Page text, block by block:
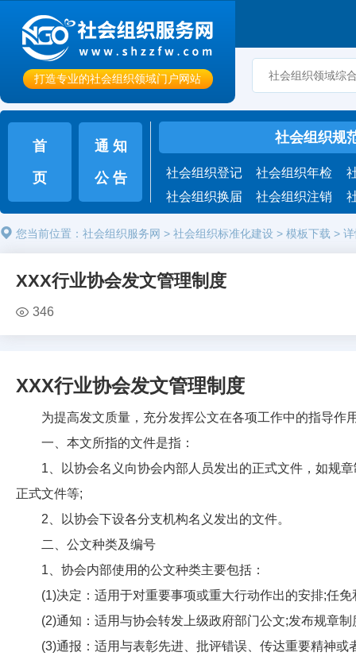
打造专业的社会组织领域门户网站
首
页
通 知
公 告
社会组织规
社会组织登记 社会组织年检
社会组织换届
社会组织注销
您当前位置： 社会组织服务网 > 社会组织标准化建设 > 模板下载 >
XXX行业协会发文管理制度
346
XXX行业协会发文管理制度
为提高发文质量，充分发挥公文在各项工作中的指导作
一、本文所指的文件是指：
1、以协会名义向协会内部人员发出的正式文件，如规章
正式文件等;
2、以协会下设各分支机构名义发出的文件。
二、公文种类及编号
1、协会内部使用的公文种类主要包括：
(1)决定：适用于对重要事项或重大行动作出的安排;任免
(2)通知：适用与协会转发上级政府部门公文;发布规章制
(3)通报：适用与表彰先进、批评错误、传达重要精神或